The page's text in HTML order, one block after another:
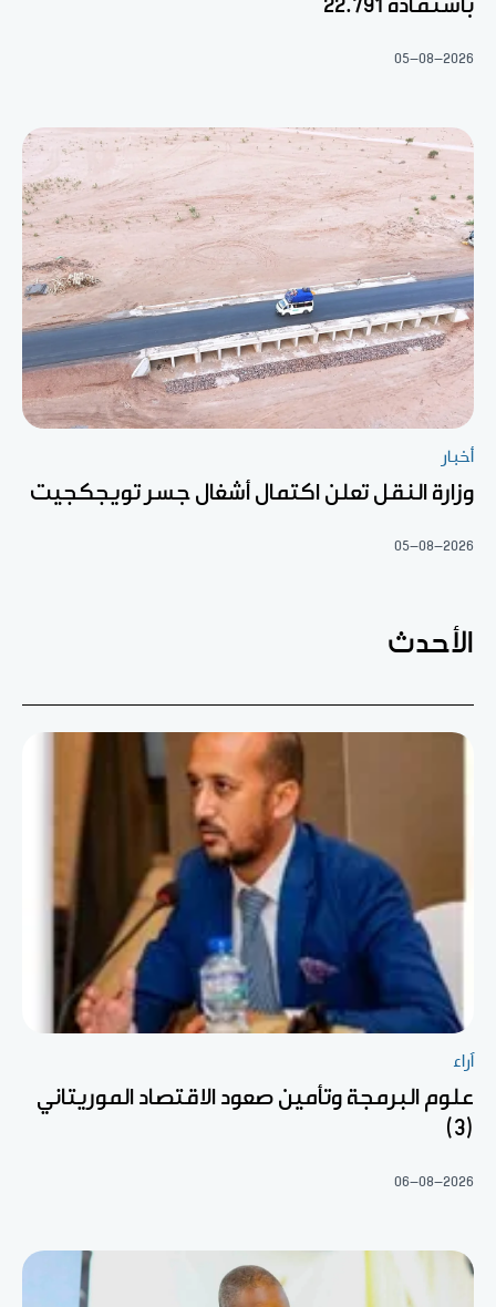
باستفادة 22.791
05-08-2026
أخبار
وزارة النقل تعلن اكتمال أشغال جسر تويجكجيت
05-08-2026
الأحدث
آراء
علوم البرمجة وتأمين صعود الاقتصاد الموريتاني
(3)
06-08-2026